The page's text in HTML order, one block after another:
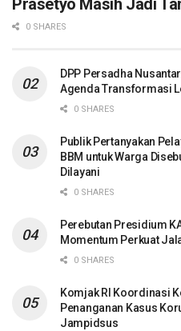
Prasetyo Masih Jadi
0 SHARES
DPP Persadha
Agenda Transformasi
0 SHARES
Publik Pertanyakan
BBM untuk Warga
Dilayani
0 SHARES
Perebutan Presidium
Momentum Perkuat
0 SHARES
Komjak RI Koordinasi
Penanganan Kasus
Jampidsus